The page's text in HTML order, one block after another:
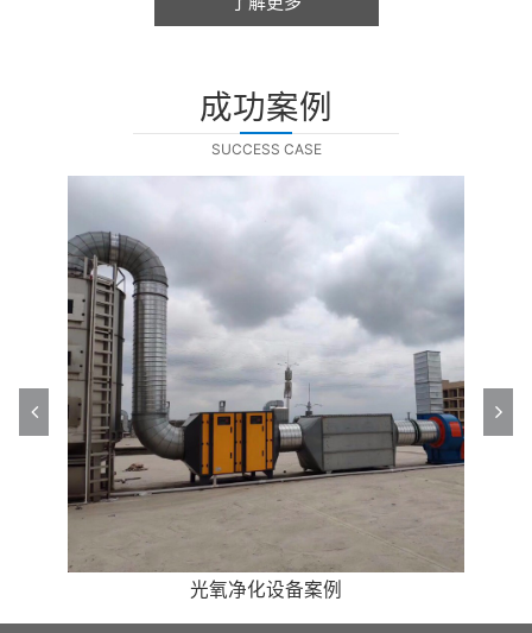
板防腐设备、喷油房、无尘净化设备等产品。
成功案例
SUCCESS CASE
高效油烟净化处理案例
催化燃烧案例
喷淋塔案例
光氧净化设备案例
光氧净化设备案例
除尘设备案例
除尘设备案例
高效油烟净化处理案例
催化燃烧案例